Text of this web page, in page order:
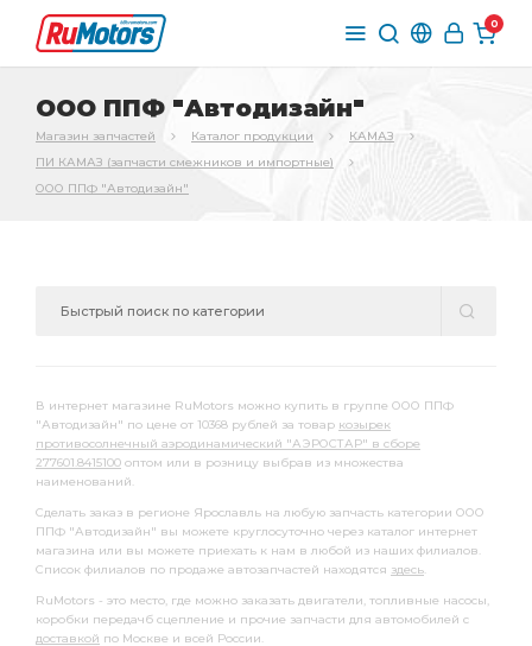
0
ООО ППФ "Автодизайн"
Магазин запчастей Каталог продукции
КАМАЗ
ПИ КАМАЗ (запчасти смежников и импортные)
ООО ППФ "Автодизайн"
В интернет магазине RuMotors можно купить в группе ООО ППФ
"Автодизайн" по цене от 10368 рублей за товар козырек
противосолнечный аэродинамический "АЭРОСТАР" в сборе
277601.8415100 оптом или в розницу выбрав из множества
наименований.
Сделать заказ в регионе Ярославль на любую запчасть категории ООО
ППФ "Автодизайн" вы можете круглосуточно через каталог интернет
магазина или вы можете приехать к нам в любой из наших филиалов.
Список филиалов по продаже автозапчастей находятся здесь.
RuMotors - это место, где можно заказать двигатели, топливные насосы,
коробки передачб сцепление и прочие запчасти для автомобилей с
доставкой по Москве и всей России.